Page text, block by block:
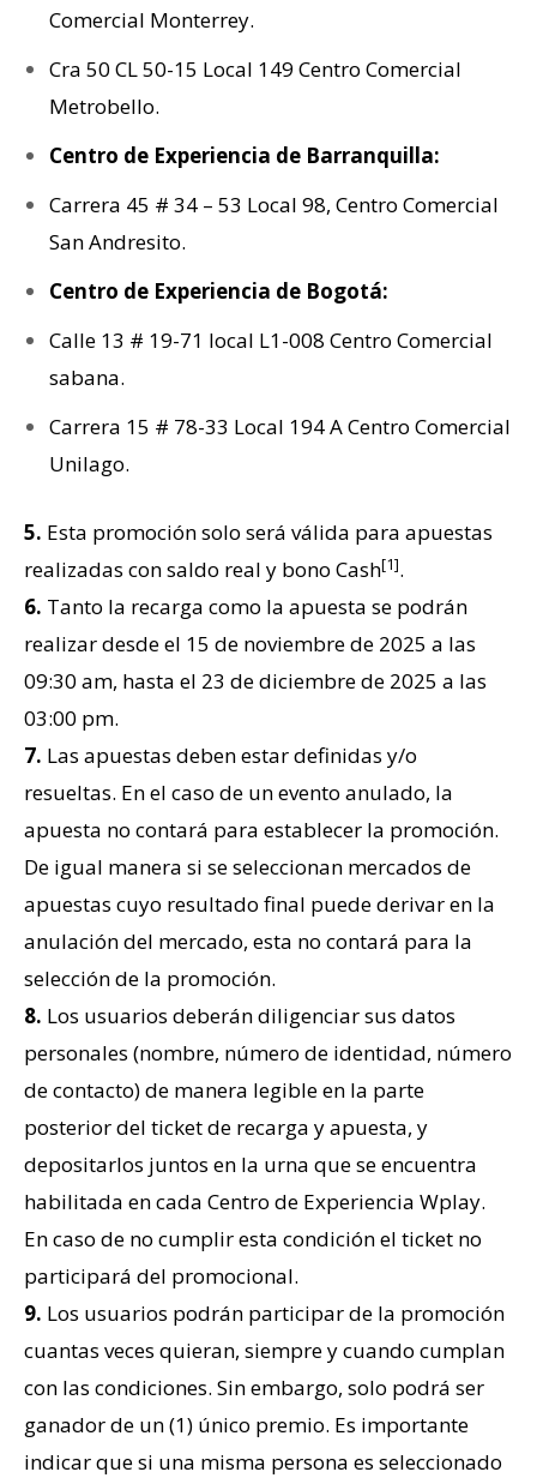
Comercial Monterrey.
Cra 50 CL 50-15 Local 149 Centro Comercial
Metrobello.
Centro de Experiencia de Barranquilla:
Carrera 45 # 34 – 53 Local 98, Centro Comercial
San Andresito.
Centro de Experiencia de Bogotá:
Calle 13 # 19-71 local L1-008 Centro Comercial
sabana.
Carrera 15 # 78-33 Local 194 A Centro Comercial
Unilago.
5. Esta promoción solo será válida para apuestas
realizadas con saldo real y bono Cash[1].
6. Tanto la recarga como la apuesta se podrán
realizar desde el 15 de noviembre de 2025 a las
09:30 am, hasta el 23 de diciembre de 2025 a las
03:00 pm.
7. Las apuestas deben estar definidas y/o
resueltas. En el caso de un evento anulado, la
apuesta no contará para establecer la promoción.
De igual manera si se seleccionan mercados de
apuestas cuyo resultado final puede derivar en la
anulación del mercado, esta no contará para la
selección de la promoción.
8. Los usuarios deberán diligenciar sus datos
personales (nombre, número de identidad, número
de contacto) de manera legible en la parte
posterior del ticket de recarga y apuesta, y
depositarlos juntos en la urna que se encuentra
habilitada en cada Centro de Experiencia Wplay.
En caso de no cumplir esta condición el ticket no
participará del promocional.
9. Los usuarios podrán participar de la promoción
cuantas veces quieran, siempre y cuando cumplan
con las condiciones. Sin embargo, solo podrá ser
ganador de un (1) único premio. Es importante
indicar que si una misma persona es seleccionado